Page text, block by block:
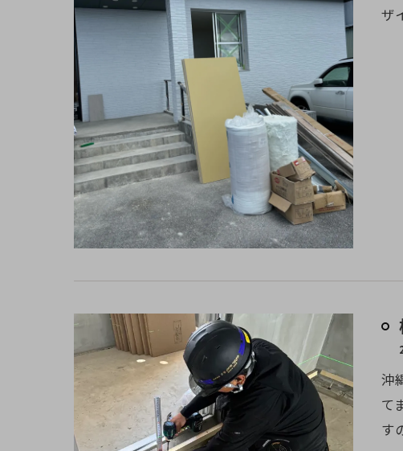
ザ
沖
て
す